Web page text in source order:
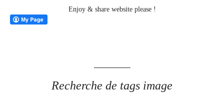
Enjoy & share website please !
Recherche de tags image